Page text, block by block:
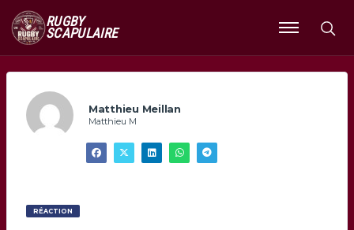
RUGBY
SCAPULAIRE
Ouvrir
le
Matthieu Meillan
Matthieu M
RÉACTION